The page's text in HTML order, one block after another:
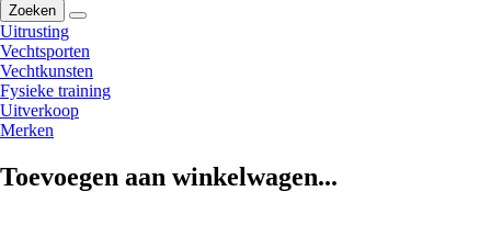
Zoeken
Uitrusting
Vechtsporten
Vechtkunsten
Fysieke training
Uitverkoop
Merken
Toevoegen aan winkelwagen...